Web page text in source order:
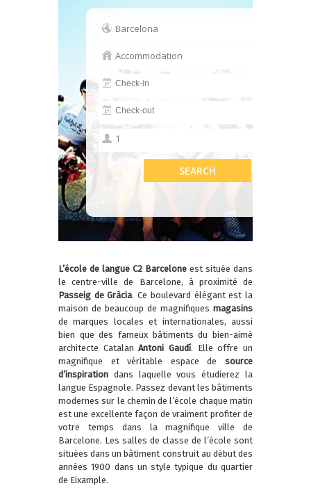
L’école de langue C2 Barcelone est située dans
le centre-ville de Barcelone, à proximité de
Passeig de Gràcia. Ce boulevard élégant est la
maison de beaucoup de magnifiques magasins
de marques locales et internationales, aussi
bien que des fameux bâtiments du bien-aimé
architecte CatalanAntoni Gaudí. Elle offre un
magnifique et véritable espace de source
d’inspiration dans laquelle vous étudierez la
langue Espagnole. Passez devant les bâtiments
modernes sur le chemin de l’école chaque matin
est une excellente façon de vraiment profiter de
votre temps dans la magnifique ville de
Barcelone. Les salles de classe de l’école sont
situées dans un bâtiment construit au début des
années 1900 dans un style typique du quartier
de Eixample.